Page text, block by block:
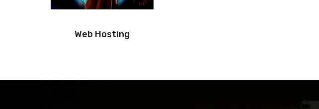
Web Hosting